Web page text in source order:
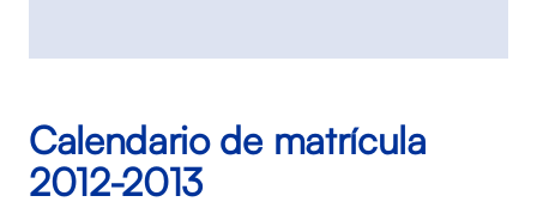
Calendario de matrícula
2012-2013